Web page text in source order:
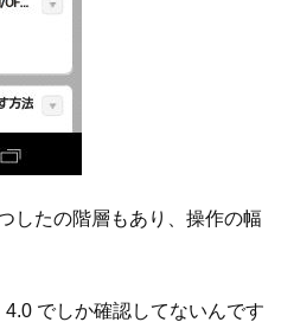
したの階層もあり、操作の幅
でしか確認してないんです